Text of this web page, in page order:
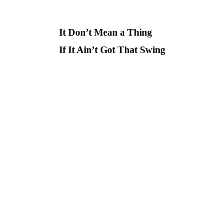
It Don’t Mean a Thing
If It Ain’t Got That Swing